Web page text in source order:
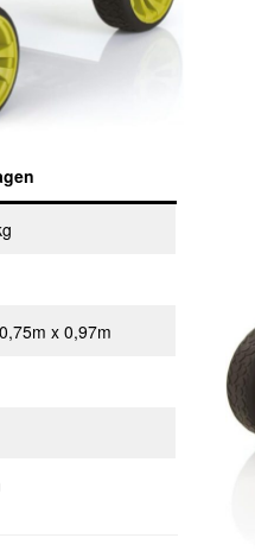
x 0,97m